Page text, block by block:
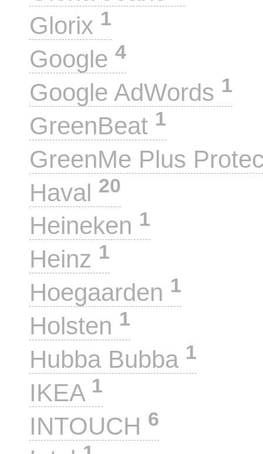
Glorix 1
Google 4
Google AdWords 1
GreenBeat 1
GreenMe Plus
Haval 20
Heineken 1
Heinz 1
Hoegaarden 1
Holsten 1
Hubba Bubba 1
IKEA 1
INTOUCH 6